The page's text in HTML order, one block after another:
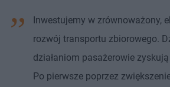
Inwestujemy w zrównoważony,
rozwój transportu zbiorowego.
działaniom pasażerowie
Po pierwsze poprzez